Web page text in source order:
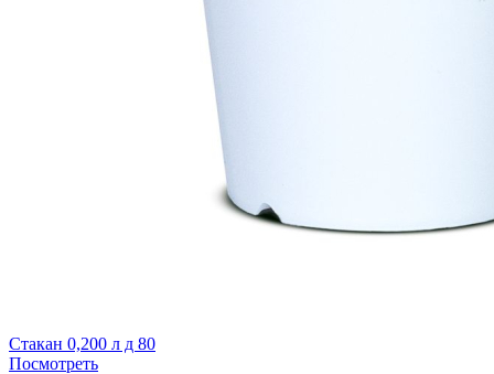
Стакан 0,200 л д 80
Посмотреть